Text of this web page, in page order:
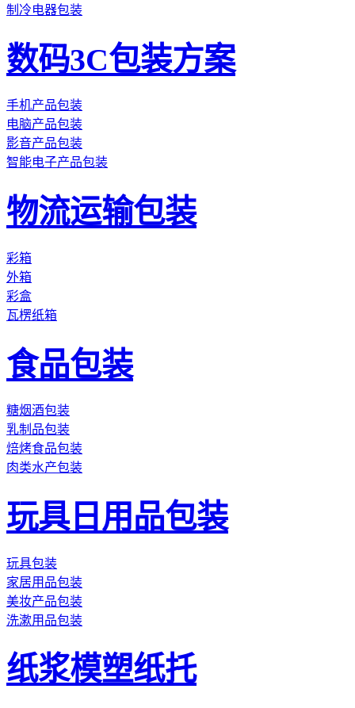
制冷电器包装
数码3C包装方案
手机产品包装
电脑产品包装
影音产品包装
智能电子产品包装
物流运输包装
彩箱
外箱
彩盒
瓦楞纸箱
食品包装
糖烟酒包装
乳制品包装
焙烤食品包装
肉类水产包装
玩具日用品包装
玩具包装
家居用品包装
美妆产品包装
洗漱用品包装
纸浆模塑纸托